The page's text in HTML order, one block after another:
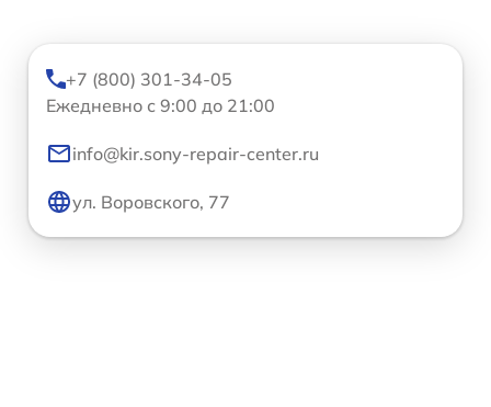
+7 (800) 301-34-05
Ежедневно с 9:00 до 21:00
info@kir.sony-repair-center.ru
ул. Воровского, 77